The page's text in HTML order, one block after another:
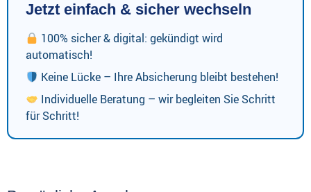
Jetzt einfach & sicher wechseln
100% sicher & digital: gekündigt wird
automatisch!
Keine Lücke – Ihre Absicherung bleibt bestehen!
Individuelle Beratung – wir begleiten Sie Schritt
für Schritt!